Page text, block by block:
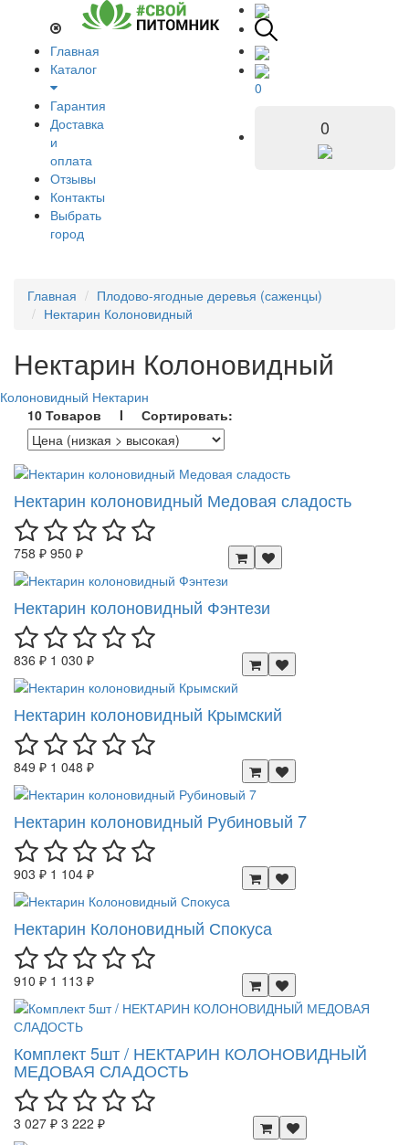
Главная
Каталог
Гарантия
Доставка
и
оплата
Отзывы
Контакты
Выбрать
город
0
0
Главная
Плодово-ягодные деревья (саженцы)
Нектарин Колоновидный
Нектарин Колоновидный
Колоновидный Нектарин
10 Товаров I Сортировать:
Нектарин колоновидный Медовая сладость
758 ₽ 950 ₽
Нектарин колоновидный Фэнтези
836 ₽ 1 030 ₽
Нектарин колоновидный Крымский
849 ₽ 1 048 ₽
Нектарин колоновидный Рубиновый 7
903 ₽ 1 104 ₽
Нектарин Колоновидный Спокуса
910 ₽ 1 113 ₽
Комплект 5шт / НЕКТАРИН КОЛОНОВИДНЫЙ
МЕДОВАЯ СЛАДОСТЬ
3 027 ₽ 3 222 ₽